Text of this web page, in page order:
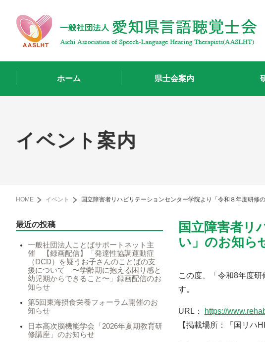
ホーム 県士会案内
イベント案内
HOME イベント 国立障害者リハビリテーションセンター学院より「令和８年度研修
国立障害者リ
い」のお知ら
この度、「令和8年度
す。
URL：
https://
【掲載場所：「国リハ
最近の投稿
一般社団法人ことばサポートネット主
催 【録画配信】「発達性協調運動症
（DCD）を疑うお子さんのことばの支
援について 〜学齢期に抱える困り感と
幼児期からできること〜」録画配信のお
知らせ
第5回東海摂食栄養フォーラム開催のお
知らせ
日本高次脳機能学会「2026年夏期教育研
修講座」のお知らせ